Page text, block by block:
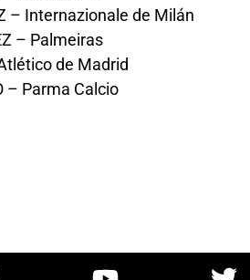
– Internazionale de Milán
– Palmeiras
de Madrid
– Parma Calcio